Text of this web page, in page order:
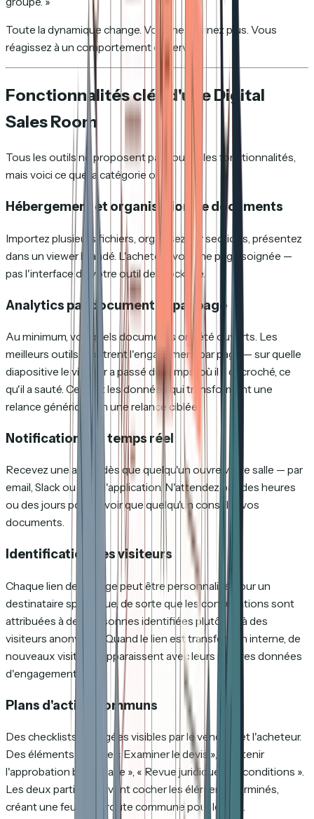
Toute la dynamique change. Vous ne devinez plus. Vous
réagissez à un comportement observé.
Fonctionnalités clés d'une Digital
Sales Room
Tous les outils ne proposent pas toutes les fonctionnalités,
mais voici ce que la catégorie offre.
Hébergement et organisation de documents
Importez plusieurs fichiers, organisez par sections, présentez
dans un viewer brandé. L'acheteur voit une page soignée —
pas l'interface de votre outil de stockage.
Analytics par document et par page
Au minimum, voir quels documents ont été ouverts. Les
meilleurs outils montrent l'engagement par page — sur quelle
diapositive le visiteur a passé du temps, où il a décroché, ce
qu'il a sauté. Ce sont les données qui transforment une
relance générique en une relance ciblée.
Notifications en temps réel
Recevez une alerte dès que quelqu'un ouvre votre salle — par
email, Slack ou dans l'application. N'attendez pas des heures
ou des jours pour savoir que quelqu'un consulte vos
documents.
Identification des visiteurs
Chaque lien de partage peut être personnalisé pour un
destinataire spécifique, de sorte que les consultations sont
attribuées à des personnes identifiées plutôt qu'à des
visiteurs anonymes. Quand le lien est transféré en interne, de
nouveaux visiteurs apparaissent avec leurs propres données
d'engagement.
Plans d'action communs
Des checklists partagées visibles par le vendeur et l'acheteur.
Des éléments comme « Examiner le devis », « Obtenir
l'approbation budgétaire », « Revue juridique des conditions ».
Les deux parties peuvent cocher les éléments terminés,
créant une feuille de route commune pour le deal.